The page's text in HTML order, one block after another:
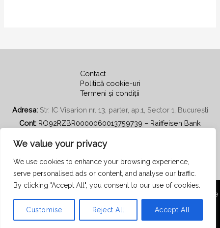
We value your privacy
We use cookies to enhance your browsing experience,
serve personalised ads or content, and analyse our traffic.
By clicking "Accept All", you consent to our use of cookies.
Customise Reject All Accept All
Contact
Politică cookie-uri
Termeni și condiții
Adresa: Str. IC Visarion nr. 13, parter, ap.1, Sector 1, București
Cont: RO92RZBR0000060013759739 – Raiffeisen Bank
Copyright © 2026 Asociația Română de Psihoterapie Centrată pe
Persoană